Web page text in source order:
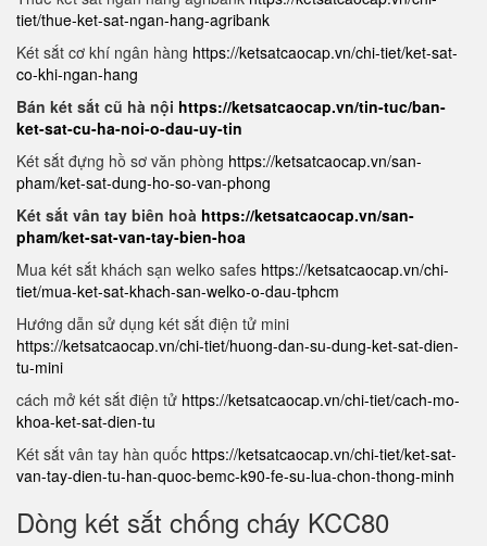
tiet/thue-ket-sat-ngan-hang-agribank
Két sắt cơ khí ngân hàng https://ketsatcaocap.vn/chi-tiet/ket-sat-
co-khi-ngan-hang
Bán két sắt cũ hà nội https://ketsatcaocap.vn/tin-tuc/ban-
ket-sat-cu-ha-noi-o-dau-uy-tin
Két sắt đựng hồ sơ văn phòng https://ketsatcaocap.vn/san-
pham/ket-sat-dung-ho-so-van-phong
Két sắt vân tay biên hoà https://ketsatcaocap.vn/san-
pham/ket-sat-van-tay-bien-hoa
Mua két sắt khách sạn welko safes https://ketsatcaocap.vn/chi-
tiet/mua-ket-sat-khach-san-welko-o-dau-tphcm
Hướng dẫn sử dụng két sắt điện tử mini
https://ketsatcaocap.vn/chi-tiet/huong-dan-su-dung-ket-sat-dien-
tu-mini
cách mở két sắt điện tử https://ketsatcaocap.vn/chi-tiet/cach-mo-
khoa-ket-sat-dien-tu
Két sắt vân tay hàn quốc https://ketsatcaocap.vn/chi-tiet/ket-sat-
van-tay-dien-tu-han-quoc-bemc-k90-fe-su-lua-chon-thong-minh
Dòng két sắt chống cháy KCC80